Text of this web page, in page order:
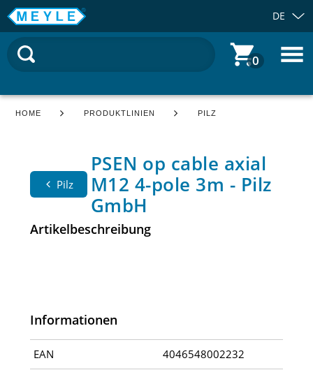
DE
0
HOME PRODUKTLINIEN PILZ
Pilz
PSEN op cable axial
M12 4-pole 3m - Pilz
GmbH
Artikelbeschreibung
Informationen
EAN 4046548002232